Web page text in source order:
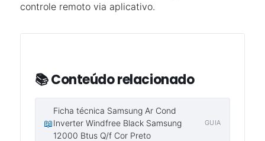
controle remoto via aplicativo.
📚 Conteúdo relacionado
📖
Ficha técnica Samsung Ar Cond
Inverter Windfree Black Samsung
12000 Btus Q/f Cor Preto
GUIA